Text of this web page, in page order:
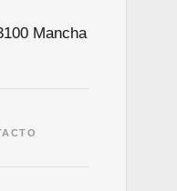
Mancha